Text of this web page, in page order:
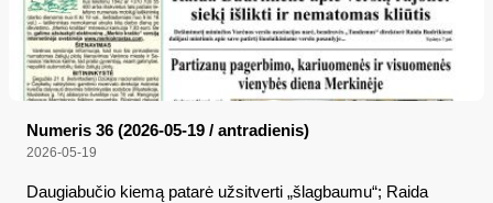
Numeris 36 (2026-05-19 / antradienis)
2026-05-19
Daugiabučio kiemą patarė užsitverti „šlagbaumu“; Raida